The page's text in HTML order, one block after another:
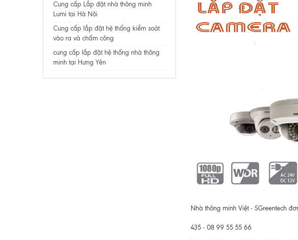
Cung cấp Lắp đặt nhà thông minh
Lumi tại Hà Nội
Cung cấp lắp đặt hệ thống kiểm soát
vào ra và chấm công
cung cấp lắp đặt hệ thống nhà thông
minh tại Hưng Yên
Nhà thông minh Việt - SGreentech
435 - 08 99 55 55 66